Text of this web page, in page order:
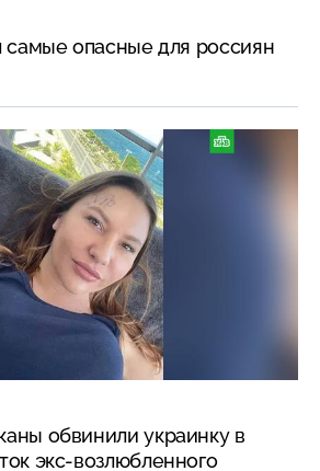
самые опасные для россиян
обвинили украинку в
экс-возлюбленного